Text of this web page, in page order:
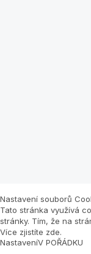
Nastavení souborů
Tato stránka využívá
stránky. Tím, že na
Více zjistíte zde.
NastaveníV POŘÁDKU